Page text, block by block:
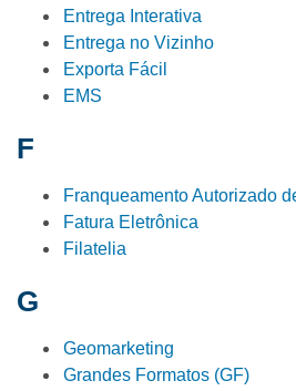
Entrega Interativa
Entrega no Vizinho
Exporta Fácil
EMS
F
Franqueamento Autorizado
Fatura Eletrônica
Filatelia
G
Geomarketing
Grandes Formatos (GF)